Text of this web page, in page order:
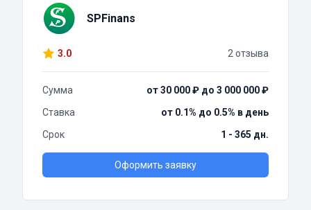
SPFinans
3.0 2 отзыва
Сумма
от 30 000 ₽ до 3 000 000 ₽
Ставка
от 0.1% до 0.5% в день
Срок
1 - 365 дн.
Оформить заявку